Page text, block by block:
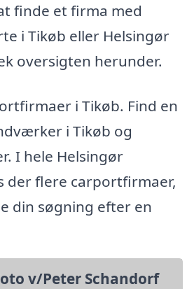
finde et firma med
i Tikøb eller Helsingør
oversigten herunder.
i Tikøb. Find en
i Tikøb og
I hele Helsingør
der flere carportfirmaer,
din søgning efter en
v/Peter Schandorf